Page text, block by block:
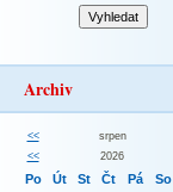
Archiv
<< srpen
<<
2026
Po Út St Čt Pá So